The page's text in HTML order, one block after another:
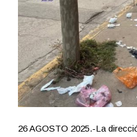
26 AGOSTO 2025.-La